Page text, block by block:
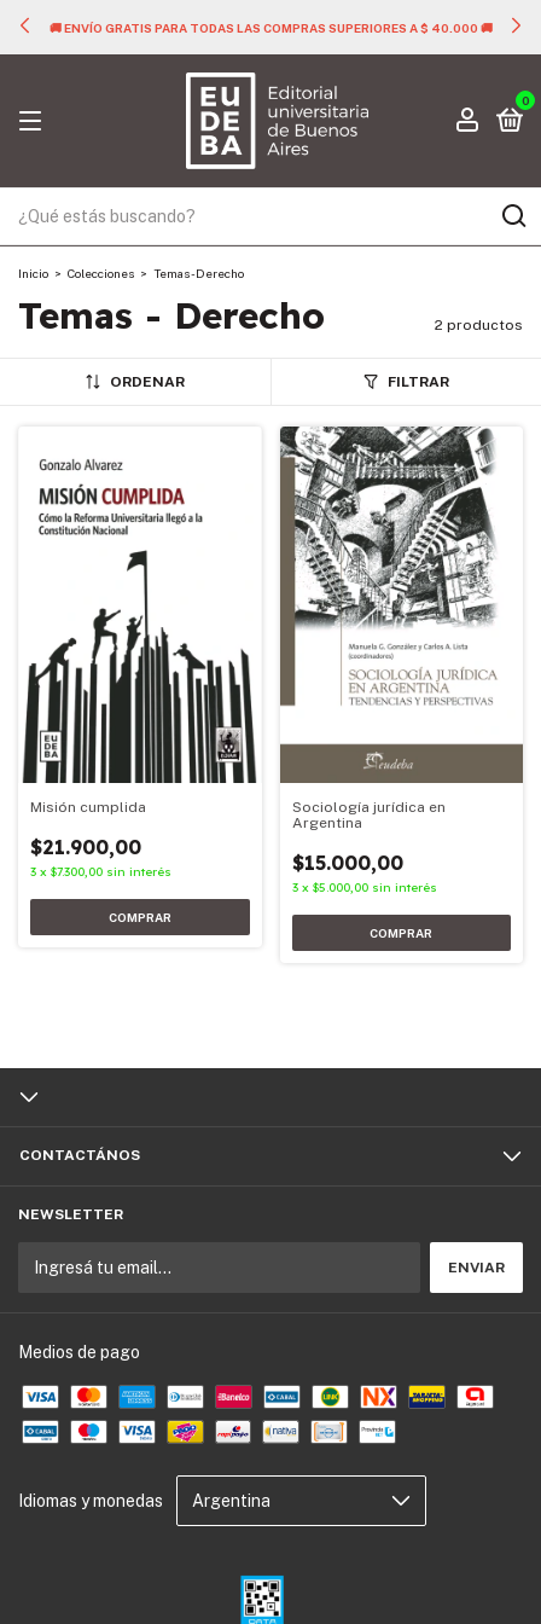
🚚 ENVÍO GRATIS PARA TODAS LAS COMPRAS SUPERIORES A $ 40.000 🚚
0
Inicio > Colecciones > Temas - Derecho
Temas - Derecho 2 productos
ORDENAR FILTRAR
Misión cumplida
$21.900,00
3 x $7.300,00 sin interés
Sociología jurídica en
Argentina
$15.000,00
3 x $5.000,00 sin interés
CONTACTÁNOS
NEWSLETTER
Medios de pago
Idiomas y monedas